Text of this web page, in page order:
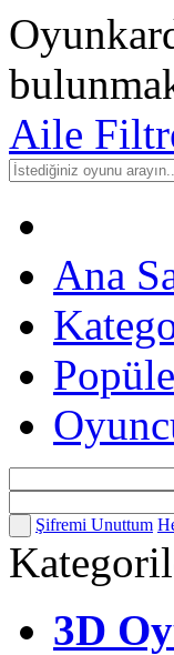
Aile
Ana
Şifremi Unuttum
3D